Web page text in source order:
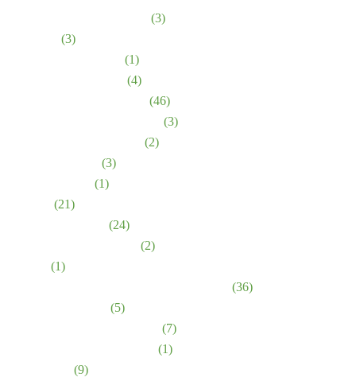
(3)
(3)
(1)
(4)
(46)
(3)
(2)
(3)
(1)
(21)
(24)
(2)
(1)
(36)
(5)
(7)
(1)
(9)